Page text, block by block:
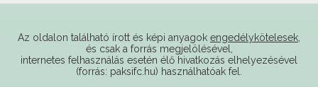
internetes felhasználás esetén élő hivatkozás elhelyezésével
(forrás: paksifc.hu) használhatóak fel.
Támogatóink